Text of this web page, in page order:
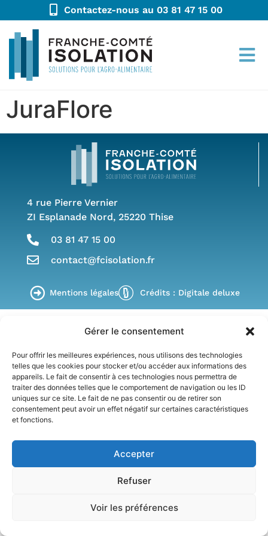
Gérer le consentement
Pour offrir les meilleures expériences, nous utilisons des technologies
telles que les cookies pour stocker et/ou accéder aux informations des
appareils. Le fait de consentir à ces technologies nous permettra de
traiter des données telles que le comportement de navigation ou les ID
uniques sur ce site. Le fait de ne pas consentir ou de retirer son
consentement peut avoir un effet négatif sur certaines caractéristiques
et fonctions.
Accepter
Refuser
Voir les préférences
Contactez-nous au 03 81 47 15 00
JuraFlore
4 rue Pierre Vernier
ZI Esplanade Nord, 25220 Thise
03 81 47 15 00
contact@fcisolation.fr
Mentions légales Crédits : Digitale deluxe